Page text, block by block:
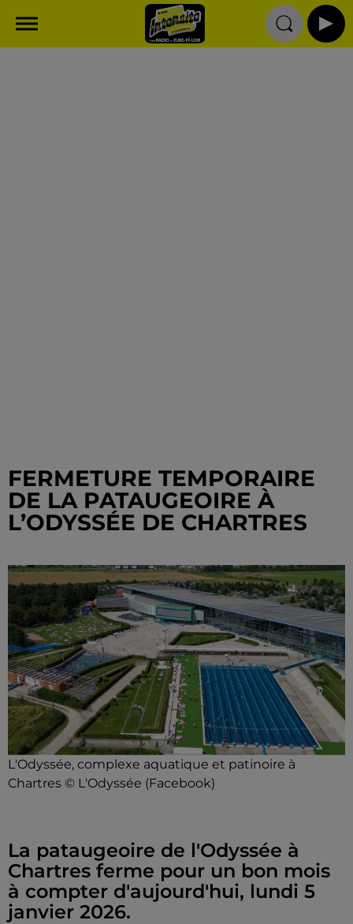
FERMETURE TEMPORAIRE
DE LA PATAUGEOIRE À
L’ODYSSÉE DE CHARTRES
L'Odyssée, complexe aquatique et patinoire à
Chartres © L'Odyssée (Facebook)
La pataugeoire de l'Odyssée à
Chartres ferme pour un bon mois
à compter d'aujourd'hui, lundi 5
janvier 2026.